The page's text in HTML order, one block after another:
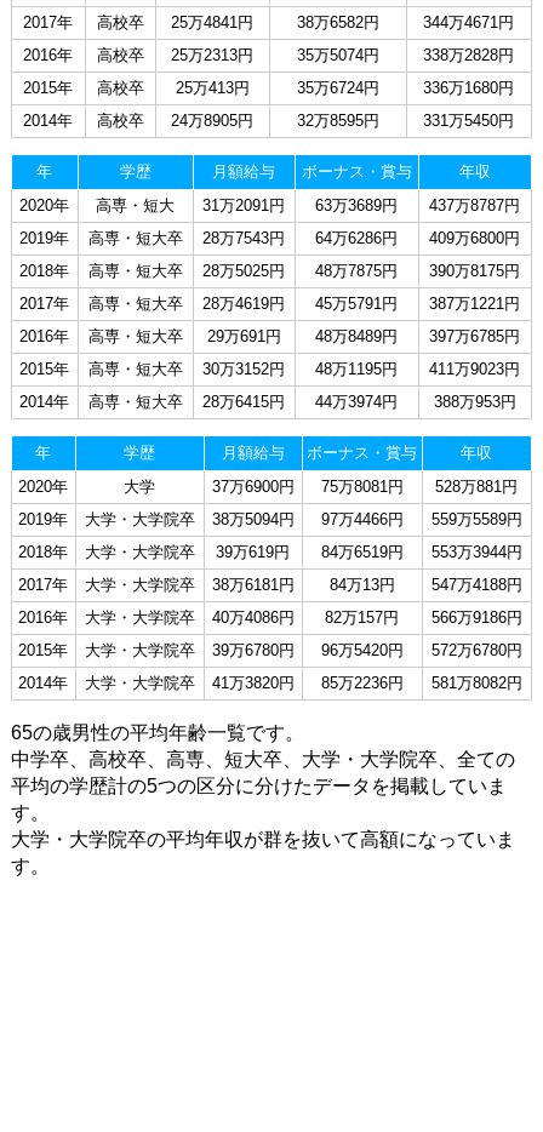
2017年
高校卒 25万4841円 38万6582円
344万4671円
2016年
高校卒 25万2313円 35万5074円
338万2828円
2015年
高校卒 25万413円 35万6724円
336万1680円
2014年
高校卒 24万8905円 32万8595円 331万5450円
年 学歴 月額給与 ボーナス・賞与
年収
2020年
高専・短大 31万2091円 63万3689円
437万8787円
2019年
高専・短大卒 28万7543円 64万6286円
409万6800円
2018年
高専・短大卒 28万5025円 48万7875円
390万8175円
2017年
高専・短大卒 28万4619円 45万5791円
387万1221円
2016年
高専・短大卒 29万691円 48万8489円
397万6785円
2015年
高専・短大卒 30万3152円 48万1195円
411万9023円
2014年
高専・短大卒 28万6415円 44万3974円 388万953円
年 学歴 月額給与 ボーナス・賞与
年収
2020年
大学 37万6900円 75万8081円
528万881円
2019年
大学・大学院卒 38万5094円 97万4466円
559万5589円
2018年
大学・大学院卒 39万619円 84万6519円
553万3944円
2017年
大学・大学院卒 38万6181円 84万13円
547万4188円
2016年
大学・大学院卒 40万4086円 82万157円
566万9186円
2015年
大学・大学院卒 39万6780円 96万5420円
572万6780円
2014年
大学・大学院卒 41万3820円 85万2236円 581万8082円
65の歳男性の平均年齢一覧です。
中学卒、高校卒、高専、短大卒、大学・大学院卒、全ての
平均の学歴計の5つの区分に分けたデータを掲載していま
す。
大学・大学院卒の平均年収が群を抜いて高額になっていま
す。